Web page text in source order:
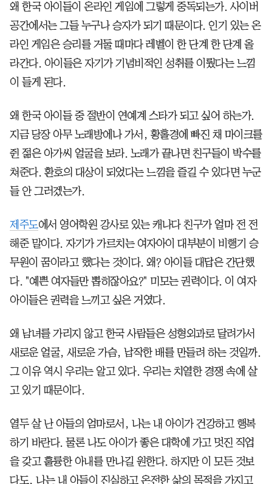
왜 한국 아이들이 온라인 게임에 그렇게 중독되는가. 사이버
공간에서는 그들 누구나 승자가 되기 때문이다. 인기 있는 온
라인 게임은 승리를 거둘 때마다 레벨이 한 단계 한 단계 올
라간다. 아이들은 자기가 기념비적인 성취를 이뤘다는 느낌
이 들게 된다.
왜 한국 아이들 중 절반이 연예계 스타가 되고 싶어 하는가.
지금 당장 아무 노래방에나 가서, 황홀경에 빠진 채 마이크를
쥔 젊은 아가씨 얼굴을 보라. 노래가 끝나면 친구들이 박수를
쳐준다. 환호의 대상이 되었다는 느낌을 즐길 수 있다면 누군
들 안 그러겠는가.
제주도에서 영어학원 강사로 있는 캐나다 친구가 얼마 전 전
해준 말이다. 자기가 가르치는 여자아이 대부분이 비행기 승
무원이 꿈이라고 했다는 것이다. 왜? 아이들 대답은 간단했
다. "예쁜 여자들만 뽑히잖아요?" 미모는 권력이다. 이 여자
아이들은 권력을 느끼고 싶은 거였다.
왜 남녀를 가리지 않고 한국 사람들은 성형외과로 달려가서
새로운 얼굴, 새로운 가슴, 납작한 배를 만들려 하는 것일까.
그 이유 역시 우리는 알고 있다. 우리는 치열한 경쟁 속에 살
고 있기 때문이다.
열두 살 난 아들의 엄마로서, 나는 내 아이가 건강하고 행복
하기 바란다. 물론 나도 아이가 좋은 대학에 가고 멋진 직업
을 갖고 훌륭한 아내를 만나길 원한다. 하지만 이 모든 것보
다도, 나는 내 아들이 진실하고 온전한 삶의 목적을 가지고